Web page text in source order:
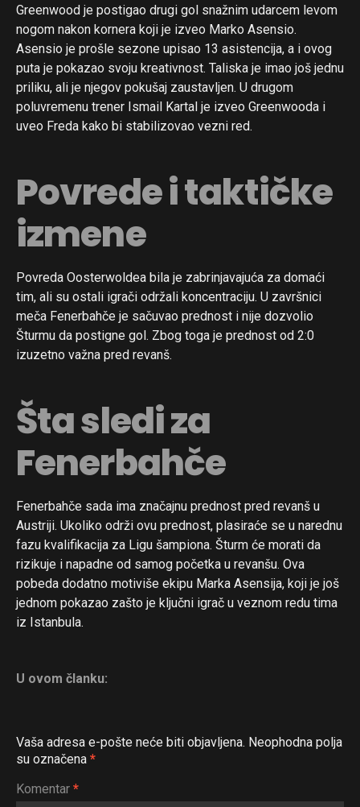
Greenwood je postigao drugi gol snažnim udarcem levom
nogom nakon kornera koji je izveo Marko Asensio.
Asensio je prošle sezone upisao 13 asistencija, a i ovog
puta je pokazao svoju kreativnost. Taliska je imao još jednu
priliku, ali je njegov pokušaj zaustavljen. U drugom
poluvremenu trener Ismail Kartal je izveo Greenwooda i
uveo Freda kako bi stabilizovao vezni red.
Povrede i taktičke
izmene
Povreda Oosterwoldea bila je zabrinjavajuća za domaći
tim, ali su ostali igrači održali koncentraciju. U završnici
meča Fenerbahče je sačuvao prednost i nije dozvolio
Šturmu da postigne gol. Zbog toga je prednost od 2:0
izuzetno važna pred revanš.
Šta sledi za
Fenerbahče
Fenerbahče sada ima značajnu prednost pred revanš u
Austriji. Ukoliko održi ovu prednost, plasiraće se u narednu
fazu kvalifikacija za Ligu šampiona. Šturm će morati da
rizikuje i napadne od samog početka u revanšu. Ova
pobeda dodatno motiviše ekipu Marka Asensija, koji je još
jednom pokazao zašto je ključni igrač u veznom redu tima
iz Istanbula.
U ovom članku:
Vaša adresa e-pošte neće biti objavljena. Neophodna polja
su označena *
Komentar *